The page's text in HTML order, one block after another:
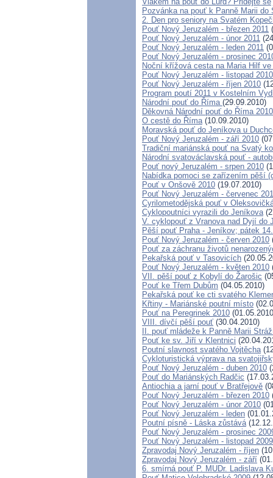
Pozvánka na pouť k Panně Marii do
2. Den pro seniory na Svatém
Pouť Nový Jeruzalém - březen 2011
Pouť Nový Jeruzalém - únor 2011
Pouť Nový Jeruzalém - leden 2011
Pouť Nový Jeruzalém - prosinec
Noční křížová cesta na Maria Hilf
Pouť Nový Jeruzalém - listopad 2010
Pouť Nový Jeruzalém - říjen 2010
Program poutí 2011 v Kostelním
Národní pouť do Říma (29.09.2010)
Děkovná Národní pouť do Říma 2010
O cestě do Říma(10.09.2010)
Moravská pouť do Jeníkova u
Pouť Nový Jeruzalém - září 2010
Tradiční mariánská pouť na Svatý
Národní svatováclavská pouť -
Pouť nový Jeruzalém - srpen 2010
Nabídka pomoci se zařízením pěší
Pouť v Onšově 2010 (19.07.2010)
Pouť Nový Jeruzalém - červenec
Cyrilometodějská pouť v
Cyklopoutníci vyrazili do Jeníkova
V. cyklopouť z Vranova nad Dyjí do
Pěší pouť Praha - Jeníkov; pátek
Pouť Nový Jeruzalém - červen 2010
Pouť za záchranu životů
Pekařská pouť v Tasovicích
Pouť Nový Jeruzalém - květen 2010
VII. pěší pouť z Kobylí do Žarošic
Pouť ke Třem Dubům (04.05.2010)
Pekařská pouť ke cti svatého
Křtiny - Mariánské poutní místo
Pouť na Peregrinek 2010
VIII. dívčí pěší pouť (30.04.2010)
II. pouť mládeže k Panně Marii
Pouť ke sv. Jiří v Klentnici
Poutní slavnost svatého Vojtěcha
Cykloturistická výprava na
Pouť Nový Jeruzalém - duben 2010
Pouť do Mariánských Radčic
Antiochia a jarní pouť v Bratřejově
Pouť Nový Jeruzalém - březen 2010
Pouť Nový Jeruzalém - únor 2010
Pouť Nový Jeruzalém - leden
Poutní písně - Láska zůstává
Pouť Nový Jeruzalém - prosinec
Pouť Nový Jeruzalém - listopad 2009
Zpravodaj Nový Jeruzalém - říjen
Zpravodaj Nový Jeruzalém - září
6. smírná pouť P. MUDr. Ladislava